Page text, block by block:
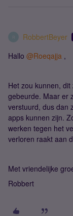
RobbertBeyer
Hallo @Roeqajja ,
Het zou kunnen,
gebeurde. Maar er
verstuurd, dus dan
apps kunnen zijn.
werken tegen het
verloren raakt aan
Met vriendelijke
Robbert